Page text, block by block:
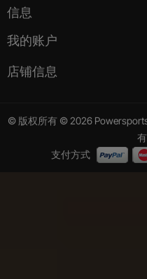
信息
我的账户
店铺信息
© 版权所有 © 2026
支付方式